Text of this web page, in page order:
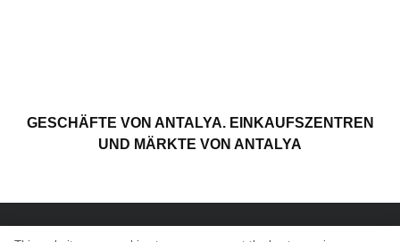
GESCHÄFTE VON ANTALYA. EINKAUFSZENTREN
UND MÄRKTE VON ANTALYA